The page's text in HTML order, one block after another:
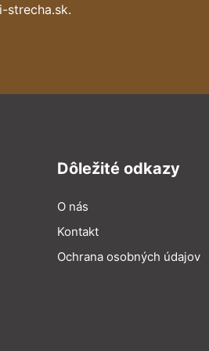
strecha.sk.
Dôležité odkazy
O nás
Kontakt
Ochrana osobných údajov